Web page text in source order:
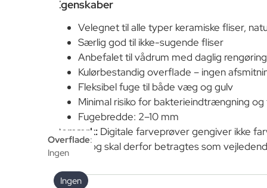
Overflade:
Ingen
Ingen
Egenskaber
Velegnet til alle typer keramiske fliser,
Særlig god til ikke-sugende fliser
Anbefalet til vådrum med daglig rengøring
Kulørbestandig overflade – ingen
Fleksibel fuge til både væg og gulv
Minimal risiko for bakterieindtrængning
Fugebredde: 2–10 mm
Bemærk: Digitale farveprøver gengiver ikke
korrekt, og skal derfor betragtes som